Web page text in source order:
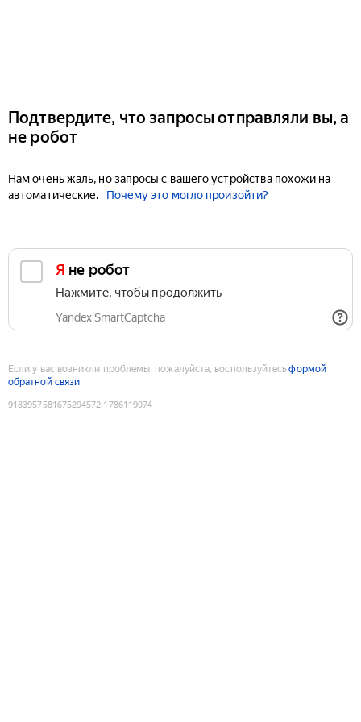
Подтвердите, что запросы отправляли вы, а
не робот
Нам очень жаль, но запросы с вашего устройства похожи на
автоматические.
Почему это могло произойти?
Я не робот
Нажмите, чтобы продолжить
Yandex SmartCaptcha
Если у вас возникли проблемы, пожалуйста, воспользуйтесьформой
обратной связи
9183957581675294572:1786119074